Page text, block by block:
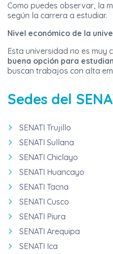
Como puedes observar, la
según la carrera a estudiar.
Nivel económico de la
Esta universidad no es muy
buena opción para
buscan trabajos con alta
Sedes del
SENATI Trujillo
SENATI Sullana
SENATI Chiclayo
SENATI Huancayo
SENATI Tacna
SENATI Cusco
SENATI Piura
SENATI Arequipa
SENATI Ica